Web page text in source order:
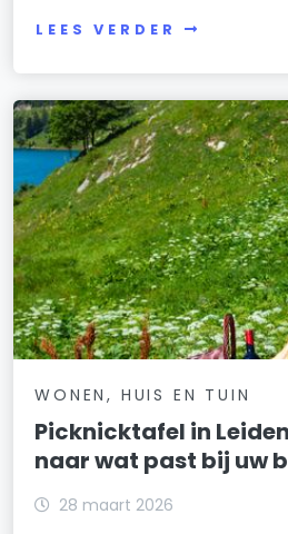
LEES VERDER
WONEN, HUIS EN TUIN
Picknicktafel in
naar wat past bij uw
28 maart 2026